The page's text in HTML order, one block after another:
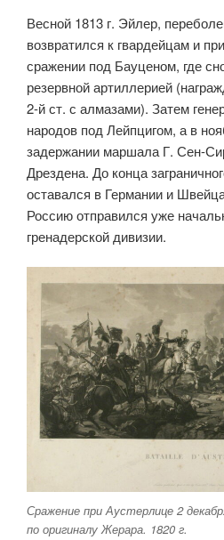
Весной 1813 г. Эйлер,
возвратился к гвардейцам и
сражении под Бауценом, где
резервной артиллерией
2-й ст. с алмазами). Затем
народов под Лейпцигом, а в
задержании маршала Г. Сен-
Дрездена. До конца
оставался в Германии и
Россию отправился уже
гренадерской дивизии.
Сражение при Аустерлице 2
по оригиналу Жерара. 1820 г.